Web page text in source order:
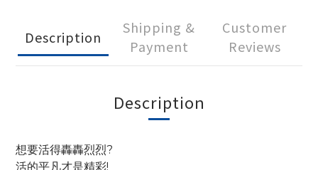
Description
Shipping &
Payment
Customer
Reviews
Description
想要活得轟轟烈烈?
活的平凡才是精彩!